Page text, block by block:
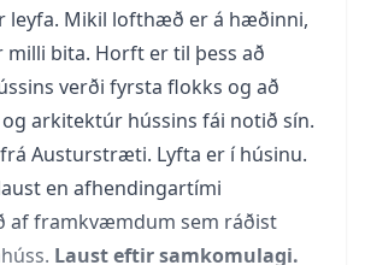
leyfa. Mikil lofthæð er á hæðinni,
milli bita. Horft er til þess að
verði fyrsta flokks og að
arkitektúr hússins fái notið sín.
Austurstræti. Lyfta er í húsinu.
en afhendingartími
af framkvæmdum sem ráðist
Laust eftir samkomulagi.